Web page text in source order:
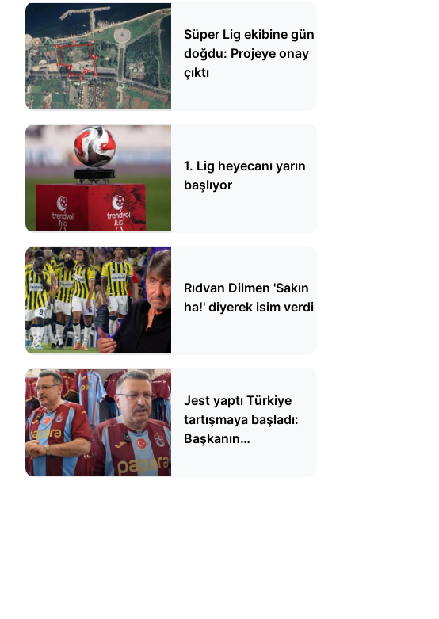
Süper Lig ekibine gün
doğdu: Projeye onay
çıktı
1. Lig heyecanı yarın
başlıyor
Rıdvan Dilmen 'Sakın
ha!' diyerek isim verdi
Jest yaptı Türkiye
tartışmaya başladı:
Başkanın